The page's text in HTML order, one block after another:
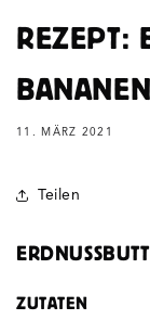
REZEPT:
11. MÄRZ 2021
Teilen
ZUTATEN